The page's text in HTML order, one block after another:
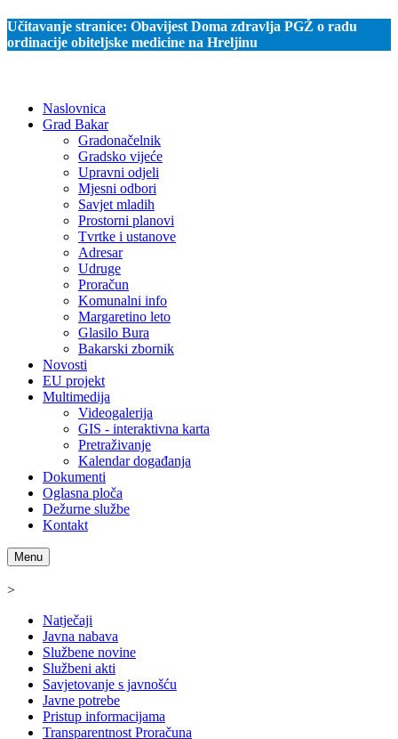
Učitavanje stranice: Obavijest Doma zdravlja PGŽ o radu
ordinacije obiteljske medicine na Hreljinu
Naslovnica
Grad Bakar
Gradonačelnik
Gradsko vijeće
Upravni odjeli
Mjesni odbori
Savjet mladih
Prostorni planovi
Tvrtke i ustanove
Adresar
Udruge
Proračun
Komunalni info
Margaretino leto
Glasilo Bura
Bakarski zbornik
Novosti
EU projekt
Multimedija
Videogalerija
GIS - interaktivna karta
Pretraživanje
Kalendar događanja
Dokumenti
Oglasna ploča
Dežurne službe
Kontakt
Menu
>
Natječaji
Javna nabava
Službene novine
Službeni akti
Savjetovanje s javnošću
Javne potrebe
Pristup informacijama
Transparentnost Proračuna